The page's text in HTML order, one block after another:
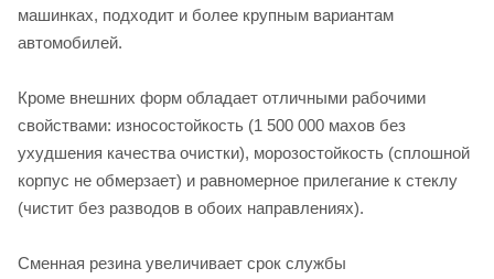
машинках, подходит и более крупным вариантам
автомобилей.
Кроме внешних форм обладает отличными рабочими
свойствами: износостойкость (1 500 000 махов без
ухудшения качества очистки), морозостойкость (сплошной
корпус не обмерзает) и равномерное прилегание к стеклу
(чистит без разводов в обоих направлениях).
Сменная резина увеличивает срок службы